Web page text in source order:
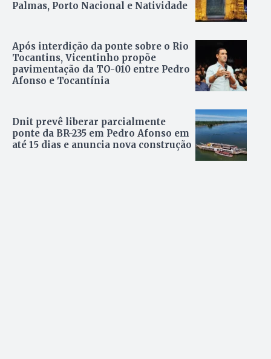
Palmas, Porto Nacional e Natividade
Após interdição da ponte sobre o Rio
Tocantins, Vicentinho propõe
pavimentação da TO-010 entre Pedro
Afonso e Tocantínia
Dnit prevê liberar parcialmente
ponte da BR-235 em Pedro Afonso em
até 15 dias e anuncia nova construção